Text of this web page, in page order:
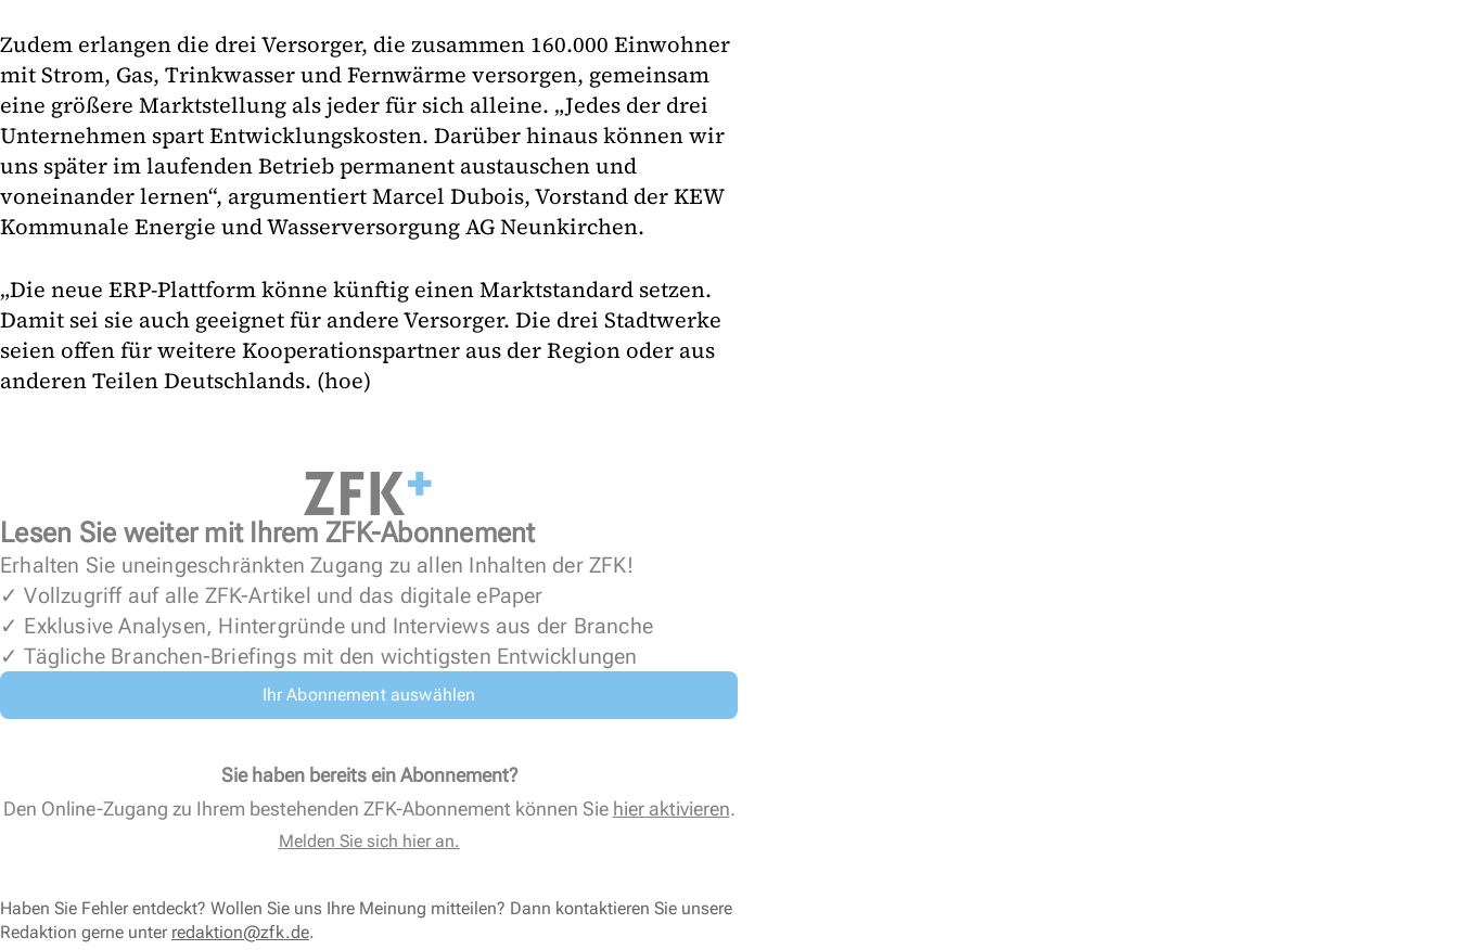
Zudem erlangen die drei Versorger, die zusammen 160.000 Einwohner
mit Strom, Gas, Trinkwasser und Fernwärme versorgen, gemeinsam
eine größere Marktstellung als jeder für sich alleine. „Jedes der drei
Unternehmen spart Entwicklungskosten. Darüber hinaus können wir
uns später im laufenden Betrieb permanent austauschen und
voneinander lernen“, argumentiert Marcel Dubois, Vorstand der KEW
Kommunale Energie und Wasserversorgung AG Neunkirchen.
„Die neue ERP-Plattform könne künftig einen Marktstandard setzen.
Damit sei sie auch geeignet für andere Versorger. Die drei Stadtwerke
seien offen für weitere Kooperationspartner aus der Region oder aus
anderen Teilen Deutschlands. (hoe)
Lesen Sie weiter mit Ihrem ZFK-Abonnement
Erhalten Sie uneingeschränkten Zugang zu allen Inhalten der ZFK!
✓ Vollzugriff auf alle ZFK-Artikel und das digitale ePaper
✓ Exklusive Analysen, Hintergründe und Interviews aus der Branche
✓ Tägliche Branchen-Briefings mit den wichtigsten Entwicklungen
Ihr Abonnement auswählen
Sie haben bereits ein Abonnement?
Den Online-Zugang zu Ihrem bestehenden ZFK-Abonnement können Sie hier aktivieren.
Melden Sie sich hier an.
Haben Sie Fehler entdeckt? Wollen Sie uns Ihre Meinung mitteilen? Dann kontaktieren Sie unsere
Redaktion gerne unter redaktion@zfk.de.